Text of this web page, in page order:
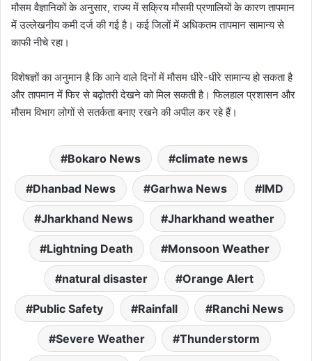
मौसम वैज्ञानिकों के अनुसार, राज्य में सक्रिय मौसमी प्रणालियों के कारण तापमान
में उल्लेखनीय कमी दर्ज की गई है। कई जिलों में अधिकतम तापमान सामान्य से
काफी नीचे रहा।
विशेषज्ञों का अनुमान है कि आने वाले दिनों में मौसम धीरे-धीरे सामान्य हो सकता है
और तापमान में फिर से बढ़ोतरी देखने को मिल सकती है। फिलहाल प्रशासन और
मौसम विभाग लोगों से सतर्कता बनाए रखने की अपील कर रहे हैं।
Bokaro News climate news
Dhanbad News Garhwa News IMD
Jharkhand News Jharkhand weather
Lightning Death Monsoon Weather
natural disaster Orange Alert
Public Safety Rainfall Ranchi News
Severe Weather Thunderstorm